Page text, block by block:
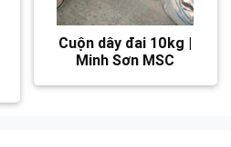
Cuộn dây đai 10kg |
Minh Sơn MSC